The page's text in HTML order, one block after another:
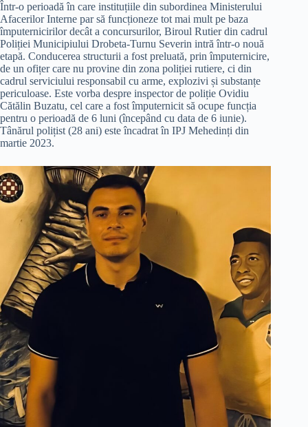
Într-o perioadă în care instituțiile din subordinea Ministerului
Afacerilor Interne par să funcționeze tot mai mult pe baza
împuternicirilor decât a concursurilor, Biroul Rutier din cadrul
Poliției Municipiului Drobeta-Turnu Severin intră într-o nouă
etapă. Conducerea structurii a fost preluată, prin împuternicire,
de un ofițer care nu provine din zona poliției rutiere, ci din
cadrul serviciului responsabil cu arme, explozivi și substanțe
periculoase. Este vorba despre inspector de poliție Ovidiu
Cătălin Buzatu, cel care a fost împuternicit să ocupe funcția
pentru o perioadă de 6 luni (începând cu data de 6 iunie).
Tânărul polițist (28 ani) este încadrat în IPJ Mehedinți din
martie 2023.